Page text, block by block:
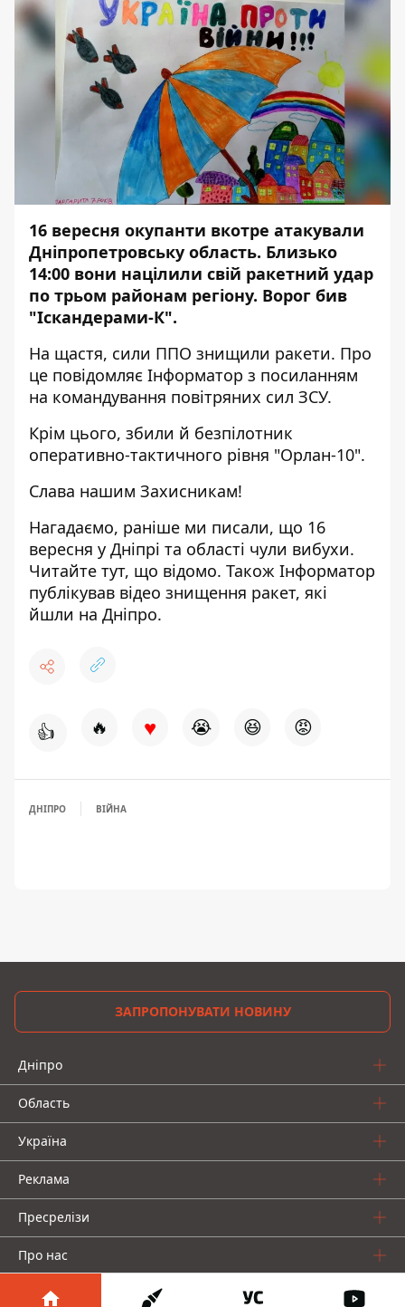
16 вересня окупанти вкотре атакували
Дніпропетровську область. Близько
14:00 вони націлили свій ракетний удар
по трьом районам регіону. Ворог бив
"Іскандерами-К".
На щастя, сили ППО знищили ракети. Про
це повідомляє Інформатор з посиланням
на командування повітряних сил ЗСУ.
Крім цього, збили й безпілотник
оперативно-тактичного рівня "Орлан-10".
Слава нашим Захисникам!
Нагадаємо, раніше ми писали, що 16
вересня у Дніпрі та області чули вибухи.
Читайте тут, що відомо. Також Інформатор
публікував відео знищення ракет, які
йшли на Дніпро.
👍 🔥 ♥ 😭 😆 😡
ДНІПРО ВІЙНА
ЗАПРОПОНУВАТИ НОВИНУ
Дніпро
Область
Україна
Реклама
Пресрелізи
Про нас